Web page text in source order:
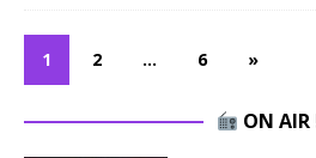
1 2 … 6 »
ON AIR